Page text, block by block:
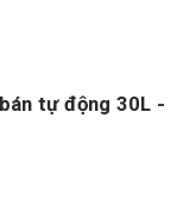
tự động 30L -